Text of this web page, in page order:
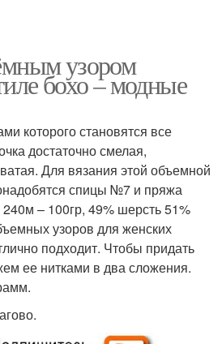
узором
бохо – модные
которого становятся все
достаточно смелая,
Для вязания этой объемной
спицы №7 и пряжа
– 100гр, 49% шерсть 51%
узоров для женских
подходит. Чтобы придать
ее нитками в два сложения.